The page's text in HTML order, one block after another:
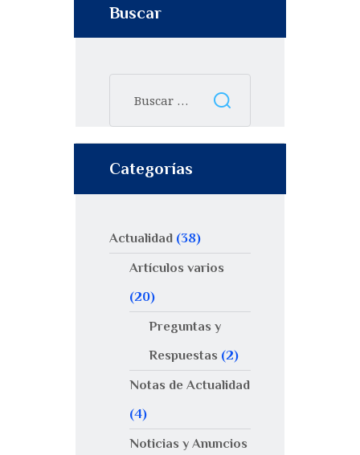
Buscar
Categorías
Actualidad (38)
Artículos varios
(20)
Preguntas y
Respuestas (2)
Notas de Actualidad
(4)
Noticias y Anuncios